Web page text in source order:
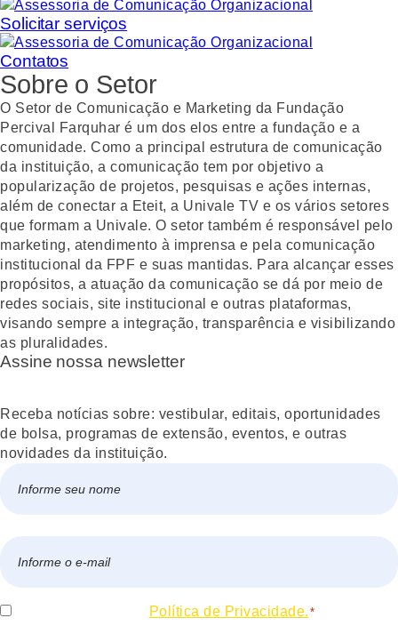
Solicitar serviços
Contatos
Sobre o Setor
O Setor de Comunicação e Marketing da Fundação
Percival Farquhar é um dos elos entre a fundação e a
comunidade. Como a principal estrutura de comunicação
da instituição, a comunicação tem por objetivo a
popularização de projetos, pesquisas e ações internas,
além de conectar a Eteit, a Univale TV e os vários setores
que formam a Univale. O setor também é responsável pelo
marketing, atendimento à imprensa e pela comunicação
institucional da FPF e suas mantidas. Para alcançar esses
propósitos, a atuação da comunicação se dá por meio de
redes sociais, site institucional e outras plataformas,
visando sempre a integração, transparência e visibilizando
as pluralidades.
Assine nossa newsletter
Receba notícias sobre: vestibular, editais, oportunidades
de bolsa, programas de extensão, eventos, e outras
novidades da instituição.
mail
Consentir Política de Privacidade. *